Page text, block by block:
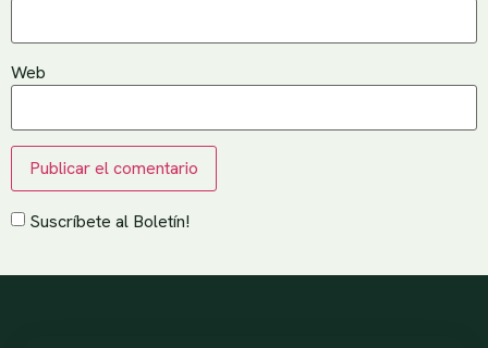
Web
Suscríbete al Boletín!